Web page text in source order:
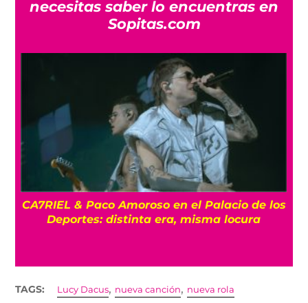
necesitas saber lo encuentras en
Sopitas.com
CA7RIEL & Paco Amoroso en el Palacio de los
Deportes: distinta era, misma locura
TAGS: Lucy Dacus, nueva canción, nueva rola